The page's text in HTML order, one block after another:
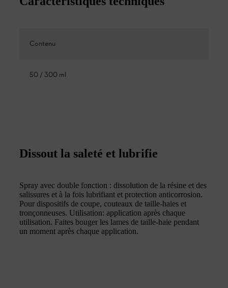
Contenu
50 / 300 ml
Dissout la saleté et lubrifie
Spray avec double fonction : dissolution de la résine et des
salissures et à la fois lubrifiant et protection anticorrosion.
Pour dispositifs de coupe, couteaux de taille-haies et
tronçonneuses. Utilisation: application après chaque
utilisation. Faites bouger les lames de taille-haie pendant
un moment après chaque application.